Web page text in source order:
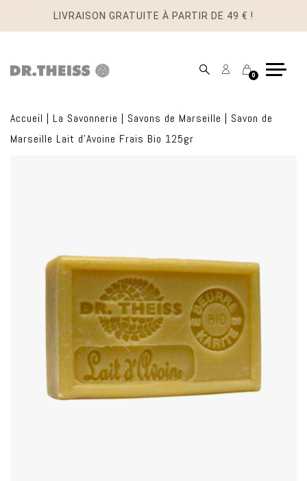
LIVRAISON GRATUITE À PARTIR DE 49 € !
MonPanier
0
Accueil | La Savonnerie | Savons de Marseille | Savon de
Marseille Lait d’Avoine Frais Bio 125gr